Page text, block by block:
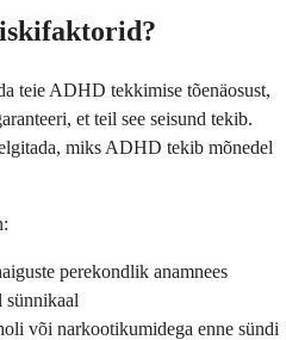
teie ADHD tekkimise tõenäosust,
et teil see seisund tekib.
miks ADHD tekib mõnedel
perekondlik anamnees
sünnikaal
või narkootikumidega enne sündi